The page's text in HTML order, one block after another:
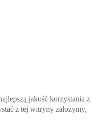
jakość korzystania z
z tej witryny założymy,